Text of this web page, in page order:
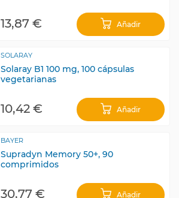
13,87 € Añadir
SOLARAY
Solaray B1 100 mg, 100 cápsulas
vegetarianas
10,42 € Añadir
BAYER
Supradyn Memory 50+, 90
comprimidos
30,77 € Añadir